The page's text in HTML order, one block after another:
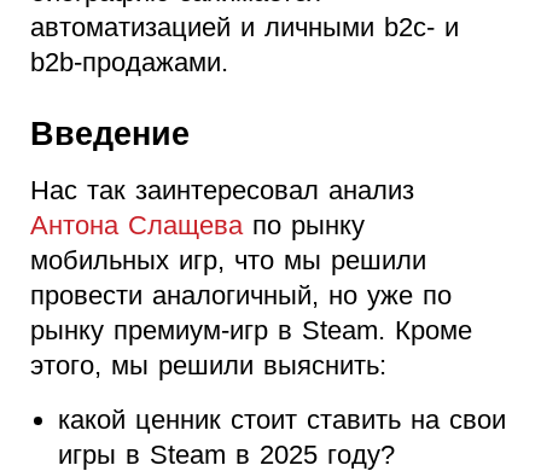
автоматизацией и личными b2c- и
b2b-продажами.
Введение
Нас так заинтересовал анализ
Антона Слащева по рынку
мобильных игр, что мы решили
провести аналогичный, но уже по
рынку премиум-игр в Steam. Кроме
этого, мы решили выяснить:
какой ценник стоит ставить на свои
игры в Steam в 2025 году?